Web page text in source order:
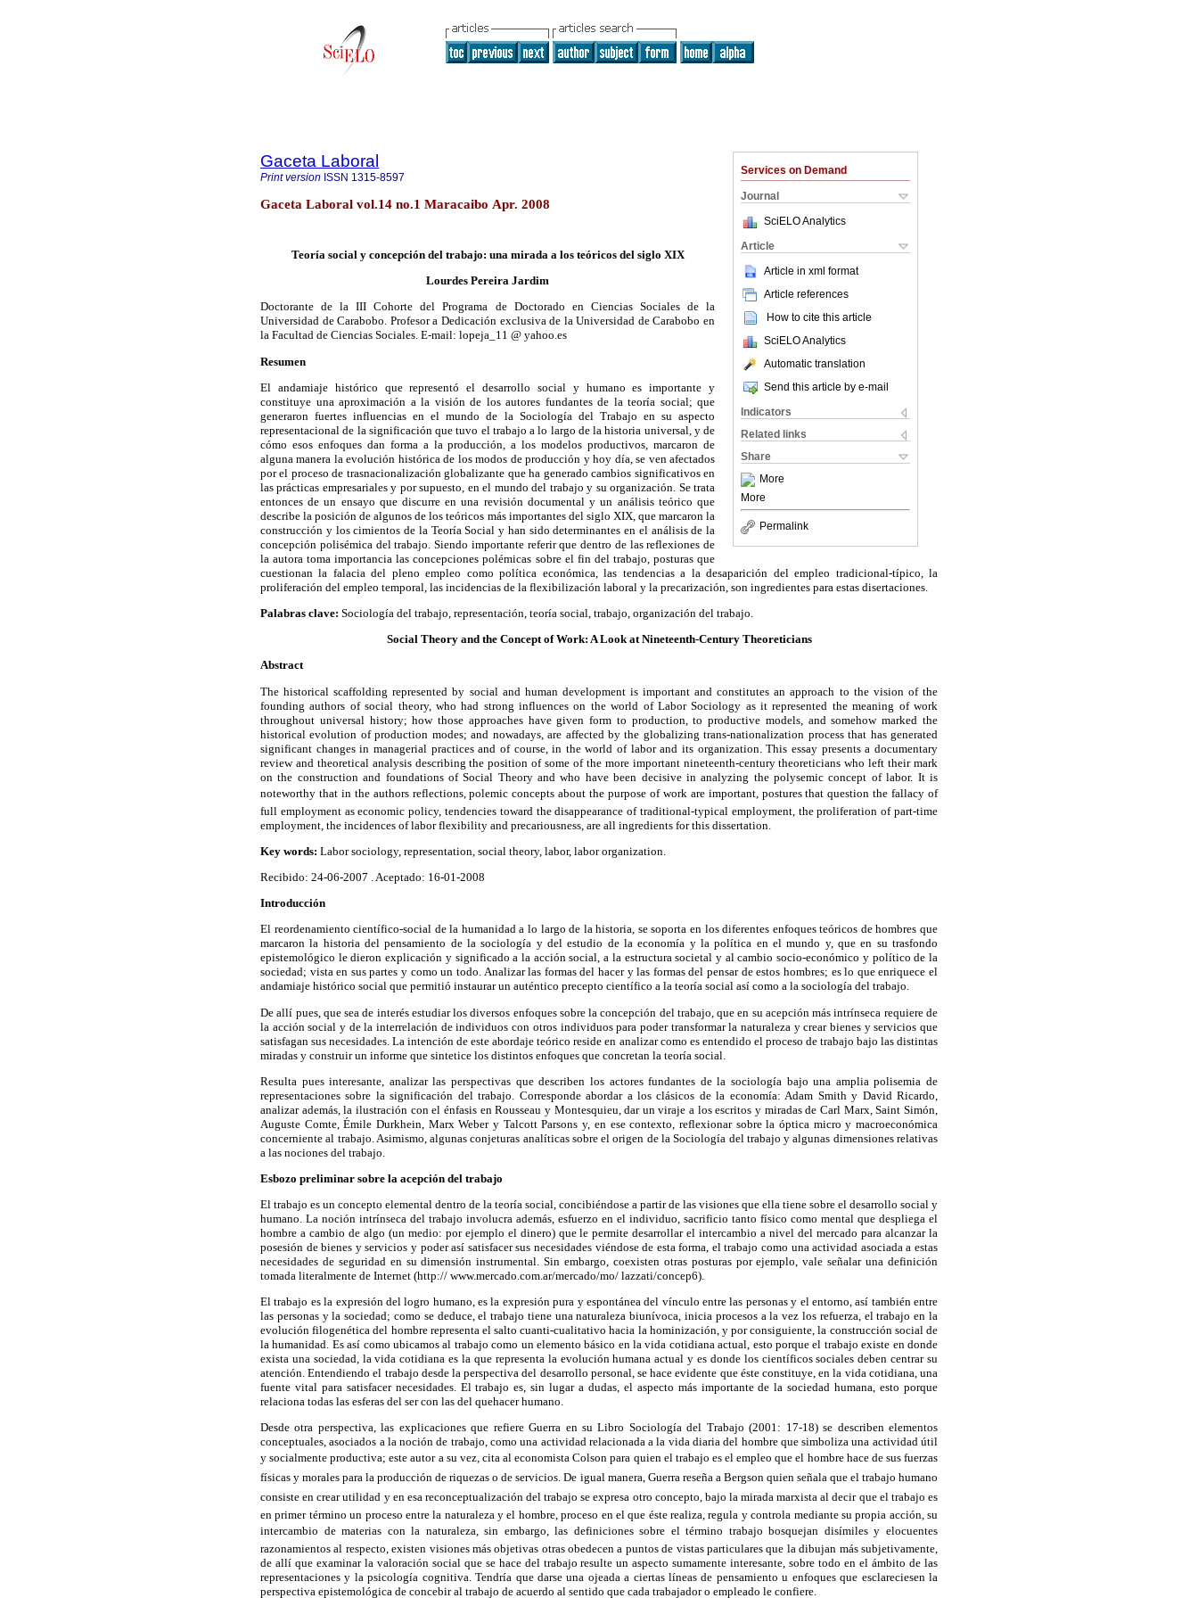
Services on Demand
Journal
SciELO Analytics
Article
Article in xml format
Article references
How to cite this article
SciELO Analytics
Automatic translation
Send this article by e-mail
Indicators
Related links
Share
More
More
Permalink
Gaceta Laboral
Print version ISSN 1315-8597
Gaceta Laboral vol.14 no.1 Maracaibo Apr. 2008
Teoría social y concepción del trabajo: una mirada a los teóricos del siglo XIX
Lourdes Pereira Jardim
Doctorante de la III Cohorte del Programa de Doctorado en Ciencias Sociales de la
Universidad de Carabobo. Profesor a Dedicación exclusiva de la Universidad de Carabobo en
la Facultad de Ciencias Sociales. E-mail: lopeja_11 @ yahoo.es
Resumen
El andamiaje histórico que representó el desarrollo social y humano es importante y
constituye una aproximación a la visión de los autores fundantes de la teoría social; que
generaron fuertes influencias en el mundo de la Sociología del Trabajo en su aspecto
representacional de la significación que tuvo el trabajo a lo largo de la historia universal, y de
cómo esos enfoques dan forma a la producción, a los modelos productivos, marcaron de
alguna manera la evolución histórica de los modos de producción y hoy día, se ven afectados
por el proceso de trasnacionalización globalizante que ha generado cambios significativos en
las prácticas empresariales y por supuesto, en el mundo del trabajo y su organización. Se trata
entonces de un ensayo que discurre en una revisión documental y un análisis teórico que
describe la posición de algunos de los teóricos más importantes del siglo XIX, que marcaron la
construcción y los cimientos de la Teoría Social y han sido determinantes en el análisis de la
concepción polisémica del trabajo. Siendo importante referir que dentro de las reflexiones de
la autora toma importancia las concepciones polémicas sobre el fin del trabajo, posturas que
cuestionan la falacia del pleno empleo como política económica, las tendencias a la desaparición del empleo tradicional-típico, la
proliferación del empleo temporal, las incidencias de la flexibilización laboral y la precarización, son ingredientes para estas disertaciones.
Palabras clave: Sociología del trabajo, representación, teoría social, trabajo, organización del trabajo.
Social Theory and the Concept of Work: A Look at Nineteenth-Century Theoreticians
Abstract
The historical scaffolding represented by social and human development is important and constitutes an approach to the vision of the
founding authors of social theory, who had strong influences on the world of Labor Sociology as it represented the meaning of work
throughout universal history; how those approaches have given form to production, to productive models, and somehow marked the
historical evolution of production modes; and nowadays, are affected by the globalizing trans-nationalization process that has generated
significant changes in managerial practices and of course, in the world of labor and its organization. This essay presents a documentary
review and theoretical analysis describing the position of some of the more important nineteenth-century theoreticians who left their mark
on the construction and foundations of Social Theory and who have been decisive in analyzing the polysemic concept of labor. It is
noteworthy that in the authors reflections, polemic concepts about the purpose of work are important, postures that question the fallacy of
full employment as economic policy, tendencies toward the disappearance of traditional-typical employment, the proliferation of part-time
employment, the incidences of labor flexibility and precariousness, are all ingredients for this dissertation.
Key words: Labor sociology, representation, social theory, labor, labor organization.
Recibido: 24-06-2007 . Aceptado: 16-01-2008
Introducción
El reordenamiento científico-social de la humanidad a lo largo de la historia, se soporta en los diferentes enfoques teóricos de hombres que
marcaron la historia del pensamiento de la sociología y del estudio de la economía y la política en el mundo y, que en su trasfondo
epistemológico le dieron explicación y significado a la acción social, a la estructura societal y al cambio socio-económico y político de la
sociedad; vista en sus partes y como un todo. Analizar las formas del hacer y las formas del pensar de estos hombres; es lo que enriquece el
andamiaje histórico social que permitió instaurar un auténtico precepto científico a la teoría social así como a la sociología del trabajo.
De allí pues, que sea de interés estudiar los diversos enfoques sobre la concepción del trabajo, que en su acepción más intrínseca requiere de
la acción social y de la interrelación de individuos con otros individuos para poder transformar la naturaleza y crear bienes y servicios que
satisfagan sus necesidades. La intención de este abordaje teórico reside en analizar como es entendido el proceso de trabajo bajo las distintas
miradas y construir un informe que sintetice los distintos enfoques que concretan la teoría social.
Resulta pues interesante, analizar las perspectivas que describen los actores fundantes de la sociología bajo una amplia polisemia de
representaciones sobre la significación del trabajo. Corresponde abordar a los clásicos de la economía: Adam Smith y David Ricardo,
analizar además, la ilustración con el énfasis en Rousseau y Montesquieu, dar un viraje a los escritos y miradas de Carl Marx, Saint Simón,
Auguste Comte, Émile Durkhein, Marx Weber y Talcott Parsons y, en ese contexto, reflexionar sobre la óptica micro y macroeconómica
concerniente al trabajo. Asimismo, algunas conjeturas analíticas sobre el origen de la Sociología del trabajo y algunas dimensiones relativas
a las nociones del trabajo.
Esbozo preliminar sobre la acepción del trabajo
El trabajo es un concepto elemental dentro de la teoría social, concibiéndose a partir de las visiones que ella tiene sobre el desarrollo social y
humano. La noción intrínseca del trabajo involucra además, esfuerzo en el individuo, sacrificio tanto físico como mental que despliega el
hombre a cambio de algo (un medio: por ejemplo el dinero) que le permite desarrollar el intercambio a nivel del mercado para alcanzar la
posesión de bienes y servicios y poder así satisfacer sus necesidades viéndose de esta forma, el trabajo como una actividad asociada a estas
necesidades de seguridad en su dimensión instrumental. Sin embargo, coexisten otras posturas por ejemplo, vale señalar una definición
tomada literalmente de Internet (http:// www.mercado.com.ar/mercado/mo/ lazzati/concep6).
El trabajo es la expresión del logro humano, es la expresión pura y espontánea del vínculo entre las personas y el entorno, así también entre
las personas y la sociedad; como se deduce, el trabajo tiene una naturaleza biunívoca, inicia procesos a la vez los refuerza, el trabajo en la
evolución filogenética del hombre representa el salto cuanti-cualitativo hacia la hominización, y por consiguiente, la construcción social de
la humanidad. Es así como ubicamos al trabajo como un elemento básico en la vida cotidiana actual, esto porque el trabajo existe en donde
exista una sociedad, la vida cotidiana es la que representa la evolución humana actual y es donde los científicos sociales deben centrar su
atención. Entendiendo el trabajo desde la perspectiva del desarrollo personal, se hace evidente que éste constituye, en la vida cotidiana, una
fuente vital para satisfacer necesidades. El trabajo es, sin lugar a dudas, el aspecto más importante de la sociedad humana, esto porque
relaciona todas las esferas del ser con las del quehacer humano.
Desde otra perspectiva, las explicaciones que refiere Guerra en su Libro Sociología del Trabajo (2001: 17-18) se describen elementos
conceptuales, asociados a la noción de trabajo, como una actividad relacionada a la vida diaria del hombre que simboliza una actividad útil
y socialmente productiva; este autor a su vez, cita al economista Colson para quien el trabajo es el empleo que el hombre hace de sus fuerzas
físicas y morales para la producción de riquezas o de servicios. De igual manera, Guerra reseña a Bergson quien señala que el trabajo humano
consiste en crear utilidad y en esa reconceptualización del trabajo se expresa otro concepto, bajo la mirada marxista al decir que el trabajo es
en primer término un proceso entre la naturaleza y el hombre, proceso en el que éste realiza, regula y controla mediante su propia acción, su
intercambio de materias con la naturaleza, sin embargo, las definiciones sobre el término trabajo bosquejan disímiles y elocuentes
razonamientos al respecto, existen visiones más objetivas otras obedecen a puntos de vistas particulares que la dibujan más subjetivamente,
de allí que examinar la valoración social que se hace del trabajo resulte un aspecto sumamente interesante, sobre todo en el ámbito de las
representaciones y la psicología cognitiva. Tendría que darse una ojeada a ciertas líneas de pensamiento u enfoques que esclareciesen la
perspectiva epistemológica de concebir al trabajo de acuerdo al sentido que cada trabajador o empleado le confiere.